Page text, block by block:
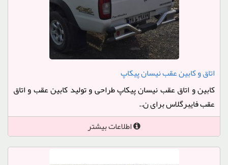
اتاق و کابین عقب نیسان پیکاپ
کابین و اتاق عقب نیسان پیکاپ طراحی و تولید کابین عقب و اتاق
عقب فایبرگلاس برای ن..
اطلاعات بیشتر